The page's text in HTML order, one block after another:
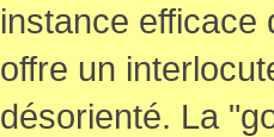
instance efficace
offre un
désorienté. La